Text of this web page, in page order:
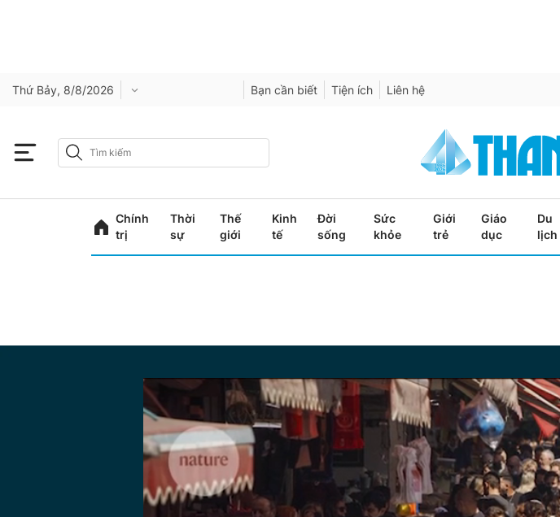
Thứ Bảy, 8/8/2026 Bạn cần biết Tiện ích Liên hệ
Chính
trị
Thời
sự
Thế
giới
Kinh
tế
Đời
sống
Sức
khỏe
Giới
trẻ
Giáo
dục
Du
lịch